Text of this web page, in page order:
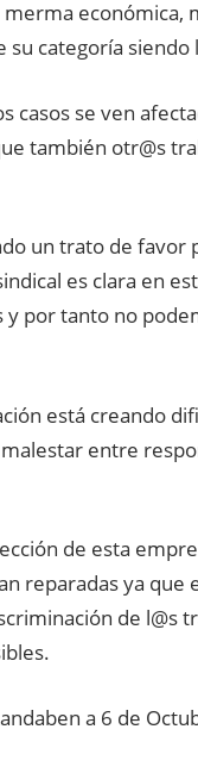
económica,
categoría siendo
casos se ven
también otr@s
un trato de favor
es clara en
y por tanto no
está creando
entre
de esta
reparadas ya
de l@s
Octubre